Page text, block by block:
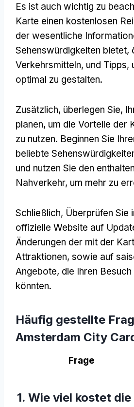
Es ist auch wichtig zu
Karte einen kostenlosen
der wesentliche
Sehenswürdigkeiten bietet,
Verkehrsmitteln, und Tipps,
optimal zu gestalten.
Zusätzlich, überlegen Sie,
planen, um die Vorteile der
zu nutzen. Beginnen Sie
beliebte
und nutzen Sie den
Nahverkehr, um mehr zu
Schließlich, Überprüfen Sie
offizielle Website auf
Änderungen der mit der
Attraktionen, sowie auf
Angebote, die Ihren
könnten.
Häufig gestellte
Amsterdam City
Frage
1. Wie viel kostet die